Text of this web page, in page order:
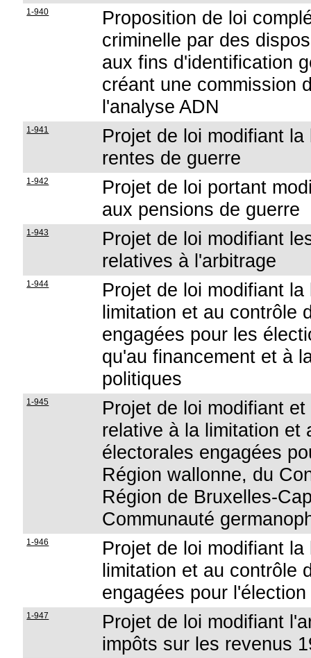
1-940
Proposition de loi
criminelle par des
aux fins d'identification
créant une commission
l'analyse ADN
1-941
Projet de loi modifiant
rentes de guerre
1-942
Projet de loi portant
aux pensions de guerre
1-943
Projet de loi modifiant
relatives à l'arbitrage
1-944
Projet de loi modifiant
limitation et au contrôle
engagées pour les
qu'au financement et à
politiques
1-945
Projet de loi modifiant
relative à la limitation et
électorales engagées
Région wallonne, du
Région de Bruxelles-
Communauté
1-946
Projet de loi modifiant
limitation et au contrôle
engagées pour
1-947
Projet de loi modifiant
impôts sur les revenus